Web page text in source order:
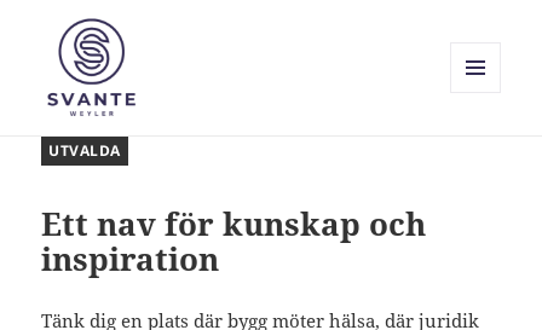
Svante Weyler
Ett nav för kunskap och
inspiration
Tänk dig en plats där bygg möter hälsa, där juridik
UTVALDA